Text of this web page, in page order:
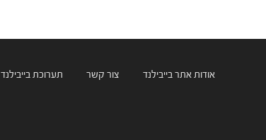
אודות אתר בייבילנד צור קשר תערוכת בייבילנד